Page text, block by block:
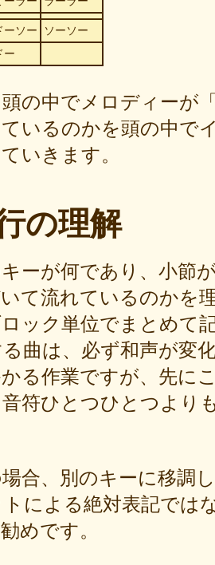
ーソー
ソーソー
ー
の中でメロディーが
いるのかを頭の中で
いきます。
の理解
ーが何であり、小節
て流れているのかを
ック単位でまとめて
曲は、必ず和声が変
る作業ですが、先に
音符ひとつひとつよ
合、別のキーに移調
による絶対表記では
めです。